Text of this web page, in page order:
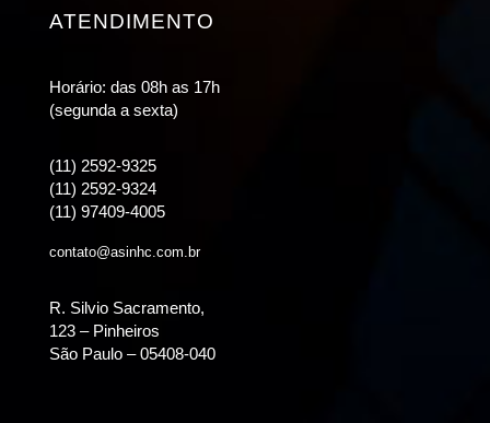
ATENDIMENTO
Horário: das 08h as 17h
(segunda a sexta)
(11) 2592-9325
(11) 2592-9324
(11) 97409-4005
contato@asinhc.com.br
R. Silvio Sacramento,
123 – Pinheiros
São Paulo – 05408-040